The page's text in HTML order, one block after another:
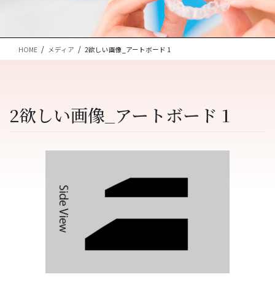
HOME メディア 2欲しい画像_アートボード 1
2欲しい画像_アートボード 1